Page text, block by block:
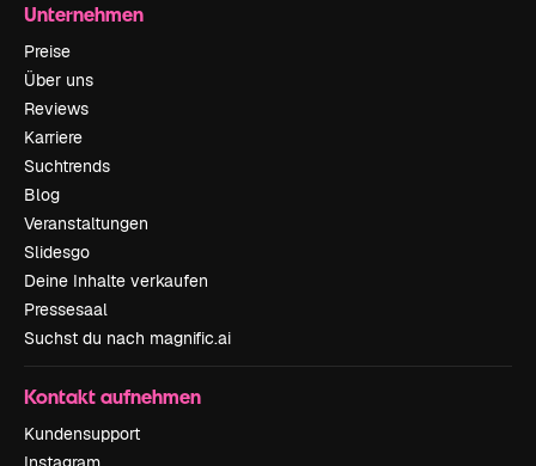
Unternehmen
Preise
Über uns
Reviews
Karriere
Suchtrends
Blog
Veranstaltungen
Slidesgo
Deine Inhalte verkaufen
Pressesaal
Suchst du nach magnific.ai
Kontakt aufnehmen
Kundensupport